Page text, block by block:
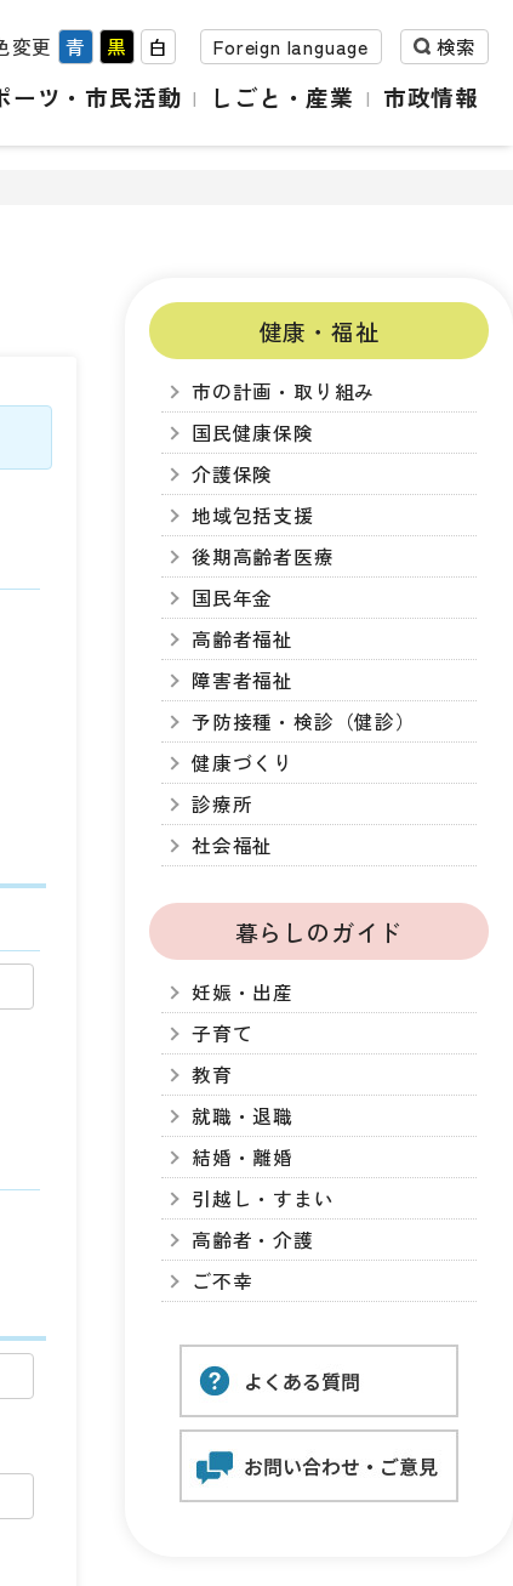
変更 青 黒 白 Foreign language 検索
ーツ・市民活動 しごと・産業 市政情報
健康・福祉
市の計画・取り組み
国民健康保険
介護保険
地域包括支援
後期高齢者医療
国民年金
高齢者福祉
障害者福祉
予防接種・検診（健診）
健康づくり
診療所
社会福祉
暮らしのガイド
妊娠・出産
子育て
教育
就職・退職
結婚・離婚
引越し・すまい
高齢者・介護
ご不幸